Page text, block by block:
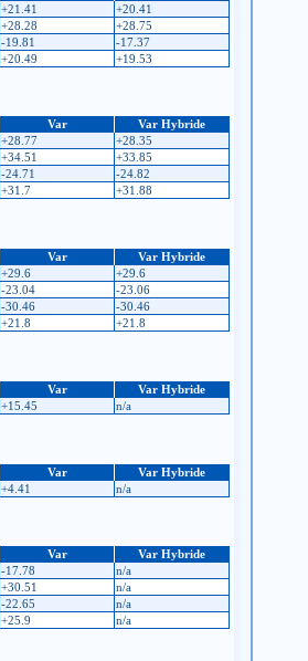
+21.41
+20.41
+28.28
+28.75
-19.81
-17.37
+20.49 +19.53
Var
Var Hybride
+28.77
+28.35
+34.51
+33.85
-24.71
-24.82
+31.7 +31.88
Var
Var Hybride
+29.6
+29.6
-23.04
-23.06
-30.46
-30.46
+21.8 +21.8
Var
Var Hybride
+15.45 n/a
Var
Var Hybride
+4.41 n/a
Var
Var Hybride
-17.78
n/a
+30.51
n/a
-22.65
n/a
+25.9 n/a